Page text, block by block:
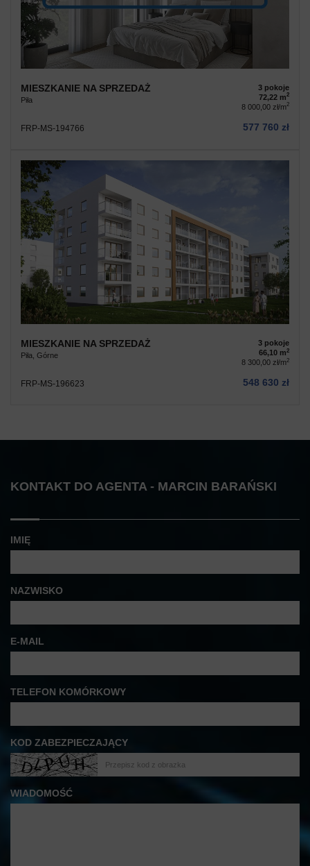
MIESZKANIE NA SPRZEDAŻ
Piła
3 pokoje
72,22 m2
8 000,00 zł/m2
FRP-MS-194766 577 760 zł
MIESZKANIE NA SPRZEDAŻ
Piła, Górne
3 pokoje
66,10 m2
8 300,00 zł/m2
FRP-MS-196623 548 630 zł
KONTAKT DO AGENTA - MARCIN BARAŃSKI
IMIĘ
NAZWISKO
E-MAIL
TELEFON KOMÓRKOWY
KOD ZABEZPIECZAJĄCY
WIADOMOŚĆ